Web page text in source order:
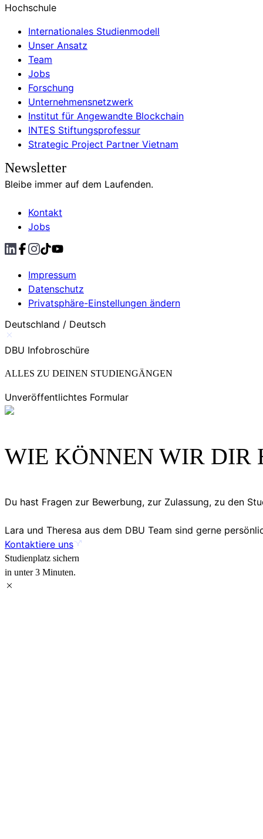
Hochschule
Internationales Studienmodell
Unser Ansatz
Team
Jobs
Forschung
Unternehmensnetzwerk
Institut für Angewandte Blockchain
INTES Stiftungsprofessur
Strategic Project Partner Vietnam
Newsletter
Bleibe immer auf dem Laufenden.
Kontakt
Jobs
Impressum
Datenschutz
Privatsphäre-Einstellungen ändern
Deutschland / Deutsch
DBU Infobroschüre
ALLES ZU DEINEN STUDIENGÄNGEN
Unveröffentlichtes Formular
WIE KÖNNEN WIR DIR
Du hast Fragen zur Bewerbung, zur Zulassung, zu den
Lara und Theresa aus dem DBU Team sind gerne
Kontaktiere uns
Studienplatz sichern
in unter 3 Minuten.